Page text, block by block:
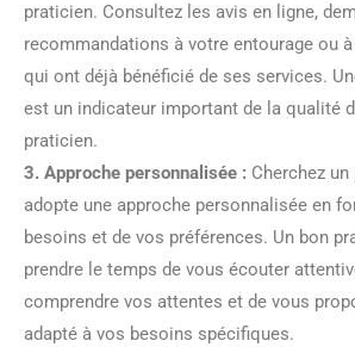
praticien. Consultez les avis en ligne,
recommandations à votre entourage ou à
qui ont déjà bénéficié de ses services.
est un indicateur important de la qualité
praticien.
3. Approche personnalisée : Cherchez
adopte une approche personnalisée en
besoins et de vos préférences. Un bon
prendre le temps de vous écouter
comprendre vos attentes et de vous
adapté à vos besoins spécifiques.